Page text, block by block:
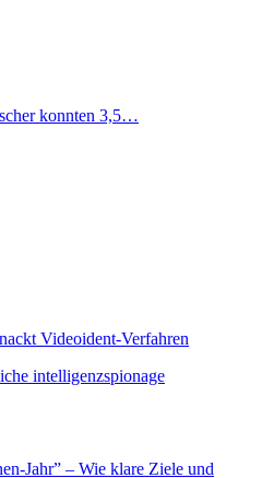
konnten 3,5…
Videoident-Verfahren
intelligenzspionage
Jahr” – Wie klare Ziele und